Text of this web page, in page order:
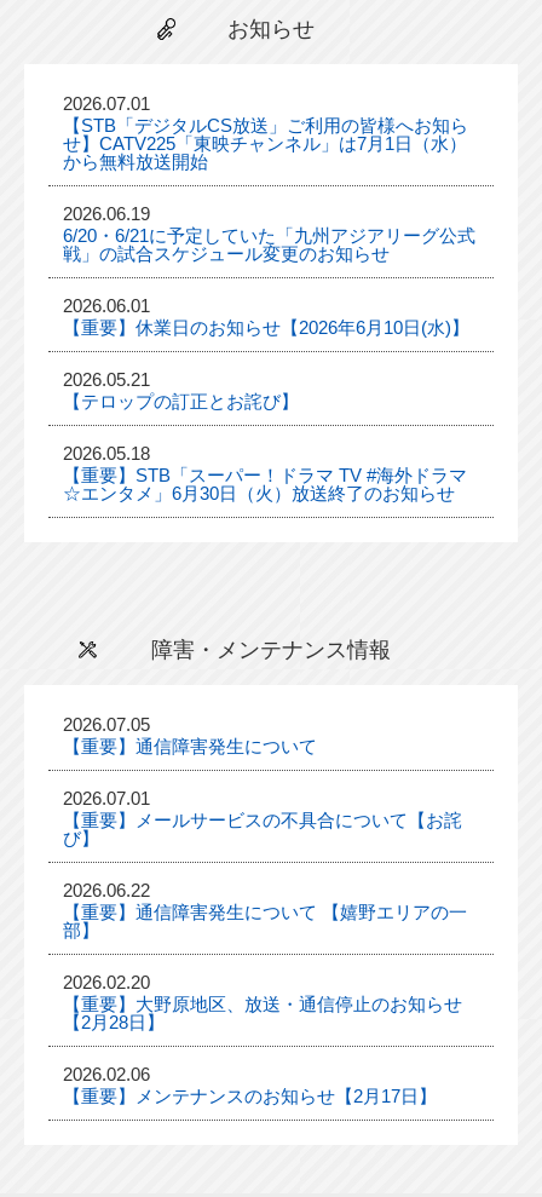
お知らせ
2026.07.01
【STB「デジタルCS放送」ご利用の皆様へお知ら
せ】CATV225「東映チャンネル」は7月1日（水）
から無料放送開始
2026.06.19
6/20・6/21に予定していた「九州アジアリーグ公式
戦」の試合スケジュール変更のお知らせ
2026.06.01
【重要】休業日のお知らせ【2026年6月10日(水)】
2026.05.21
【テロップの訂正とお詫び】
2026.05.18
【重要】STB「スーパー！ドラマ TV #海外ドラマ
☆エンタメ」6月30日（火）放送終了のお知らせ
障害・メンテナンス情報
2026.07.05
【重要】通信障害発生について
2026.07.01
【重要】メールサービスの不具合について【お詫
び】
2026.06.22
【重要】通信障害発生について 【嬉野エリアの一
部】
2026.02.20
【重要】大野原地区、放送・通信停止のお知らせ
【2月28日】
2026.02.06
【重要】メンテナンスのお知らせ【2月17日】